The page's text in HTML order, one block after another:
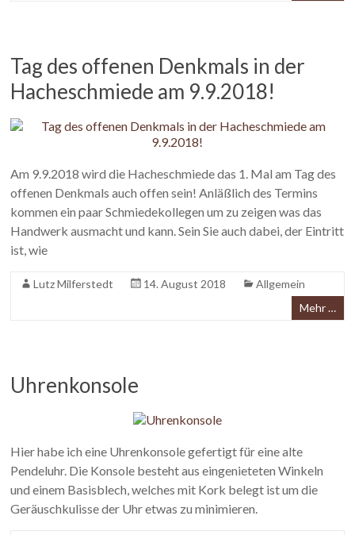
Tag des offenen Denkmals in der
Hacheschmiede am 9.9.2018!
Am 9.9.2018 wird die Hacheschmiede das 1. Mal am Tag des
offenen Denkmals auch offen sein! Anläßlich des Termins
kommen ein paar Schmiedekollegen um zu zeigen was das
Handwerk ausmacht und kann. Sein Sie auch dabei, der Eintritt
ist, wie
Lutz Milferstedt 14. August 2018
Allgemein
Mehr …
Uhrenkonsole
Hier habe ich eine Uhrenkonsole gefertigt für eine alte
Pendeluhr. Die Konsole besteht aus eingenieteten Winkeln
und einem Basisblech, welches mit Kork belegt ist um die
Geräuschkulisse der Uhr etwas zu minimieren.